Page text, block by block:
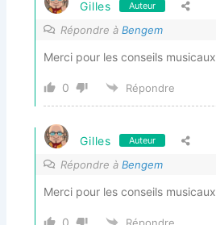
Gilles Auteur
Répondre àBengem
Merci pour les conseils musicaux
0 Répondre
Gilles Auteur
Répondre àBengem
Merci pour les conseils musicaux
0 Répondre